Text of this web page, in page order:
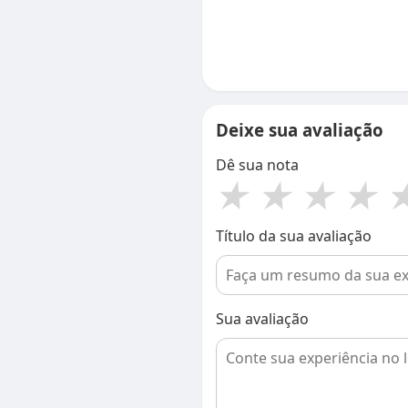
Deixe sua avaliação
Dê sua nota
★ ★ ★ ★
Título da sua avaliação
Sua avaliação